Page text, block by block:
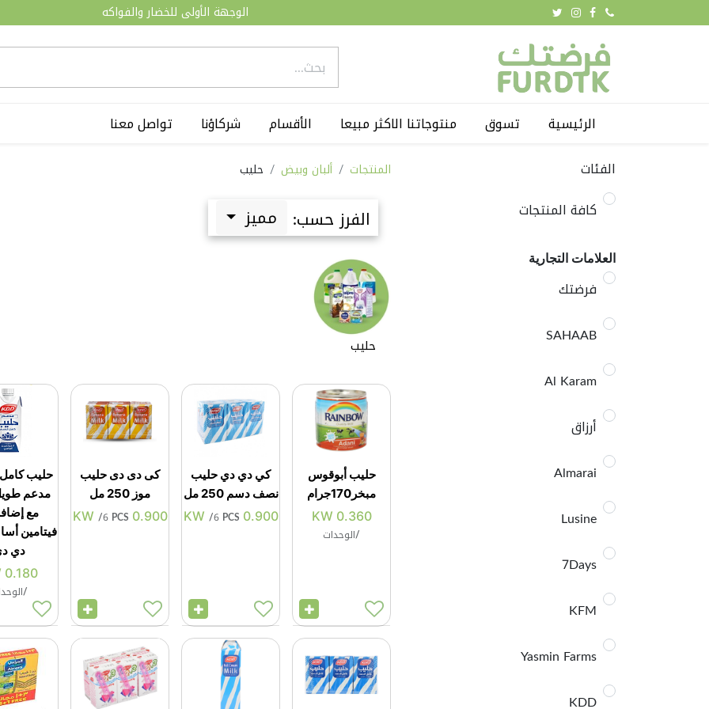
الوجهة الأولى للخضار والفواكه
الرئيسية تسوق منتوجاتنا الاكثر مبيعا الأقسام شركاؤنا
تواصل معنا
الفئات
كافة المنتجات
العلامات التجارية
فرضتك
SAHAAB
Al Karam
أرزاق
Almarai
Lusine
7Days
KFM
Yasmin Farms
KDD
المنتجات ألبان وبيض حليب
الفرز حسب: مميز
حليب
حليب أبوقوس
مبخر170جرام
0.360
/الوحدات
كي دي دي حليب
نصف دسم 250 مل
0.900
/6 PCS
كى دى دى حليب
موز 250 مل
0.900
/6 PCS
حليب
مدعم
فيتامين
دي
0.180
/